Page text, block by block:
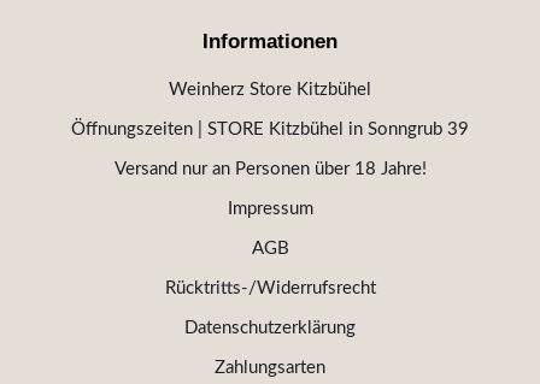
Informationen
Weinherz Store Kitzbühel
Öffnungszeiten | STORE Kitzbühel in Sonngrub 39
Versand nur an Personen über 18 Jahre!
Impressum
AGB
Rücktritts-/Widerrufsrecht
Datenschutzerklärung
Zahlungsarten